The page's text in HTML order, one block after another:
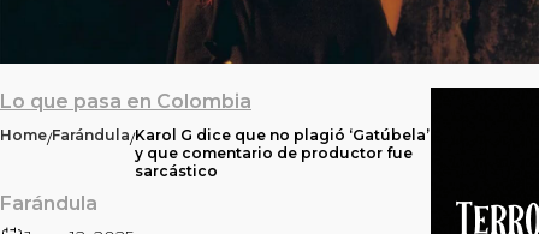
Lo que pasa en Colombia
Home/Farándula/Karol G dice que no plagió ‘Gatúbela’
y que comentario de productor fue
sarcástico
Farándula